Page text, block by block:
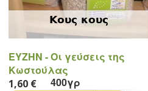
Κους κους
ΕYZHN - Oι γεύσεις της
Κωστούλας
1,60 € 400γρ